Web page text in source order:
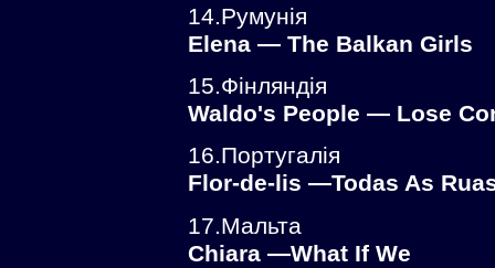
14.Румунія
Elena — The Balkan Girls
15.Фінляндія
Waldo's People — Lose
16.Португалія
Flor-de-lis —Todas As
17.Мальта
Chiara —What If We